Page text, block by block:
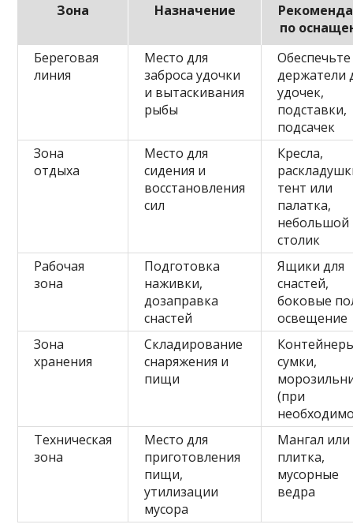
Зона Назначение
по
Береговая
линия
Место для
заброса удочки
и вытаскивания
рыбы
Обеспечьте
держатели
удочек,
подставки,
подсачек
Зона
отдыха
Место для
сидения и
восстановления
сил
Кресла,
тент или
палатка,
небольшой
столик
Рабочая
зона
Подготовка
наживки,
дозаправка
снастей
Ящики для
снастей,
боковые
освещение
Зона
хранения
Складирование
снаряжения и
пищи
сумки,
(при
Техническая
зона
Место для
приготовления
пищи,
утилизации
мусора
Мангал или
плитка,
мусорные
ведра